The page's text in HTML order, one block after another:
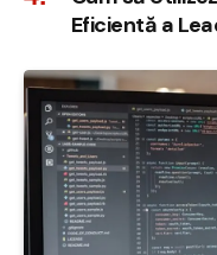
Eficientă a